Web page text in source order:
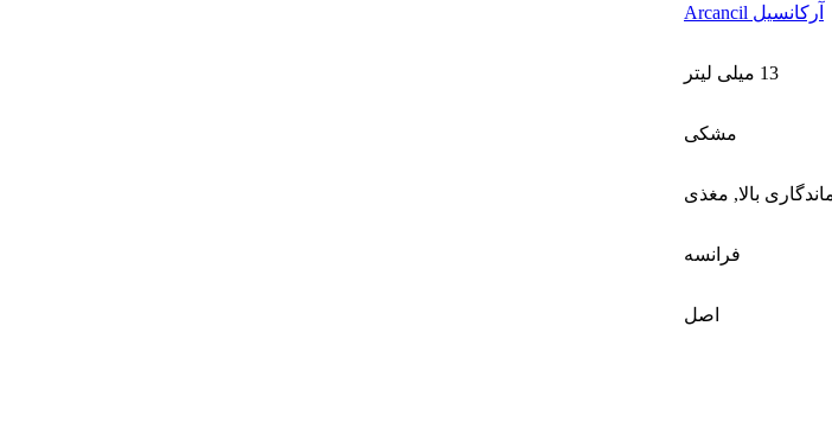
آرکانسیل Arcancil
13 میلی لیتر
مشکی
بالا, مغذی
فرانسه
اصل